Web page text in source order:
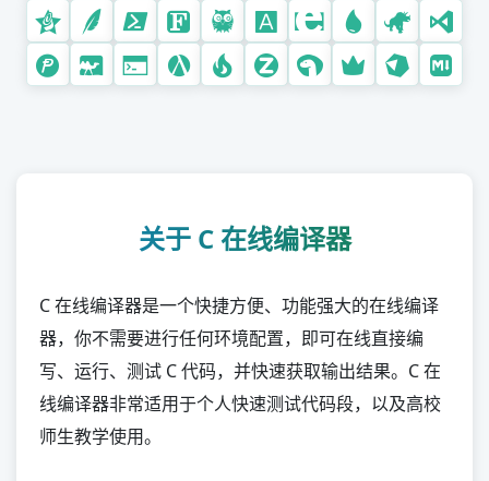
Lisp
Scala
Julia
脚本语言
Lua
Perl
Groovy
Tcl
关于 C 在线编译器
C 在线编译器是一个快捷方便、功能强大的在线编译
器，你不需要进行任何环境配置，即可在线直接编
写、运行、测试 C 代码，并快速获取输出结果。C 在
线编译器非常适用于个人快速测试代码段，以及高校
师生教学使用。